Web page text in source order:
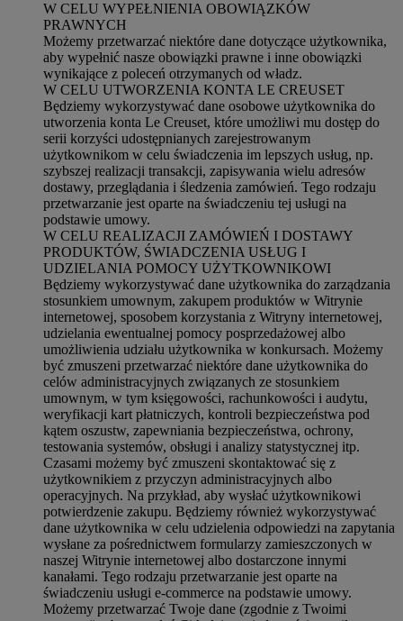
W CELU WYPEŁNIENIA OBOWIĄZKÓW
PRAWNYCH
Możemy przetwarzać niektóre dane dotyczące użytkownika,
aby wypełnić nasze obowiązki prawne i inne obowiązki
wynikające z poleceń otrzymanych od władz.
W CELU UTWORZENIA KONTA LE CREUSET
Będziemy wykorzystywać dane osobowe użytkownika do
utworzenia konta Le Creuset, które umożliwi mu dostęp do
serii korzyści udostępnianych zarejestrowanym
użytkownikom w celu świadczenia im lepszych usług, np.
szybszej realizacji transakcji, zapisywania wielu adresów
dostawy, przeglądania i śledzenia zamówień. Tego rodzaju
przetwarzanie jest oparte na świadczeniu tej usługi na
podstawie umowy.
W CELU REALIZACJI ZAMÓWIEŃ I DOSTAWY
PRODUKTÓW, ŚWIADCZENIA USŁUG I
UDZIELANIA POMOCY UŻYTKOWNIKOWI
Będziemy wykorzystywać dane użytkownika do zarządzania
stosunkiem umownym, zakupem produktów w Witrynie
internetowej, sposobem korzystania z Witryny internetowej,
udzielania ewentualnej pomocy posprzedażowej albo
umożliwienia udziału użytkownika w konkursach. Możemy
być zmuszeni przetwarzać niektóre dane użytkownika do
celów administracyjnych związanych ze stosunkiem
umownym, w tym księgowości, rachunkowości i audytu,
weryfikacji kart płatniczych, kontroli bezpieczeństwa pod
kątem oszustw, zapewniania bezpieczeństwa, ochrony,
testowania systemów, obsługi i analizy statystycznej itp.
Czasami możemy być zmuszeni skontaktować się z
użytkownikiem z przyczyn administracyjnych albo
operacyjnych. Na przykład, aby wysłać użytkownikowi
potwierdzenie zakupu. Będziemy również wykorzystywać
dane użytkownika w celu udzielenia odpowiedzi na zapytania
wysłane za pośrednictwem formularzy zamieszczonych w
naszej Witrynie internetowej albo dostarczone innymi
kanałami. Tego rodzaju przetwarzanie jest oparte na
świadczeniu usługi e-commerce na podstawie umowy.
Możemy przetwarzać Twoje dane (zgodnie z Twoimi